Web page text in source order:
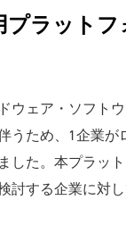
プラット
ウェア・ソフト
うため、1企業
した。本プラッ
討する企業に対